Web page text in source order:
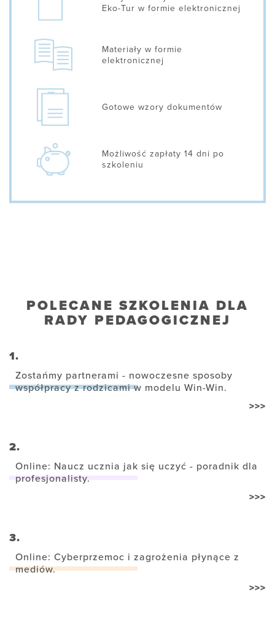
Eko-Tur w formie elektronicznej
Materiały w formie
elektronicznej
Gotowe wzory dokumentów
Możliwość zapłaty 14 dni po
szkoleniu
POLECANE SZKOLENIA DLA
RADY PEDAGOGICZNEJ
1.
Zostańmy partnerami - nowoczesne sposoby
współpracy z rodzicami w modelu Win-Win.
>>>
2.
Online: Naucz ucznia jak się uczyć - poradnik dla
profesjonalisty.
>>>
3.
Online: Cyberprzemoc i zagrożenia płynące z
mediów.
>>>